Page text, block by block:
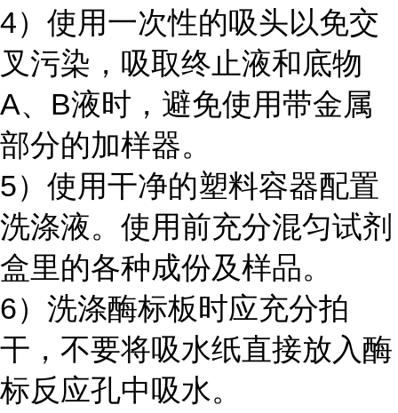
4）使用一次性的吸头以免交
叉污染，吸取终止液和底物
A、B液时，避免使用带金属
部分的加样器。
5）使用干净的塑料容器配置
洗涤液。使用前充分混匀试剂
盒里的各种成份及样品。
6）洗涤酶标板时应充分拍
干，不要将吸水纸直接放入酶
标反应孔中吸水。